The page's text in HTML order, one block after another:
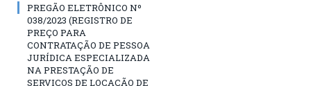
PREGÃO ELETRÔNICO Nº
038/2023 (REGISTRO DE
PREÇO PARA
CONTRATAÇÃO DE PESSOA
JURÍDICA ESPECIALIZADA
NA PRESTAÇÃO DE
SERVIÇOS DE LOCAÇÃO DE